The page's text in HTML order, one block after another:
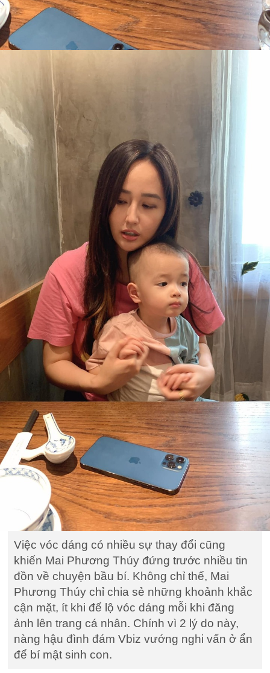
Việc vóc dáng có nhiều sự thay đổi cũng
khiến Mai Phương Thúy đứng trước nhiều tin
đồn về chuyện bầu bí. Không chỉ thế, Mai
Phương Thúy chỉ chia sẻ những khoảnh khắc
cận mặt, ít khi để lộ vóc dáng mỗi khi đăng
ảnh lên trang cá nhân. Chính vì 2 lý do này,
nàng hậu đình đám Vbiz vướng nghi vấn ở ẩn
để bí mật sinh con.